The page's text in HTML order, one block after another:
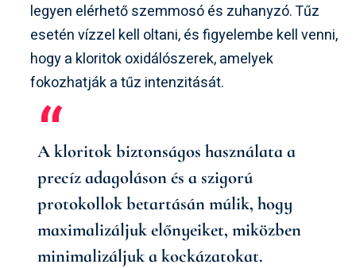
legyen elérhető szemmosó és zuhanyzó. Tűz
esetén vízzel kell oltani, és figyelembe kell venni,
hogy a kloritok oxidálószerek, amelyek
fokozhatják a tűz intenzitását.
A kloritok biztonságos használata a
precíz adagoláson és a szigorú
protokollok betartásán múlik, hogy
maximalizáljuk előnyeiket, miközben
minimalizáljuk a kockázatokat.